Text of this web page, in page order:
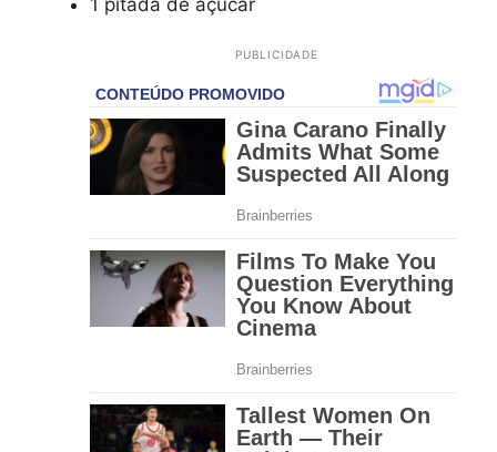
1 pitada de açúcar
PUBLICIDADE